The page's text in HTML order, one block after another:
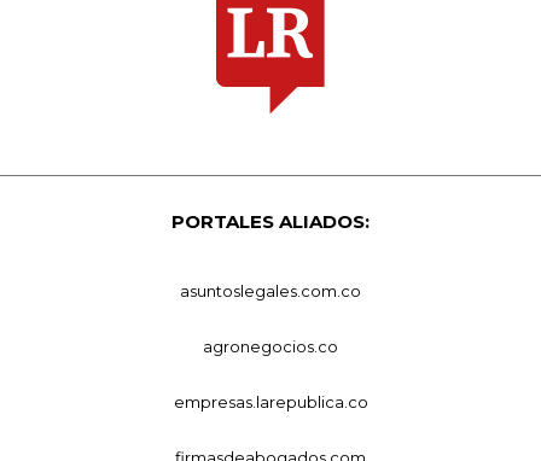
PORTALES ALIADOS:
asuntoslegales.com.co
agronegocios.co
empresas.larepublica.co
firmasdeabogados.com